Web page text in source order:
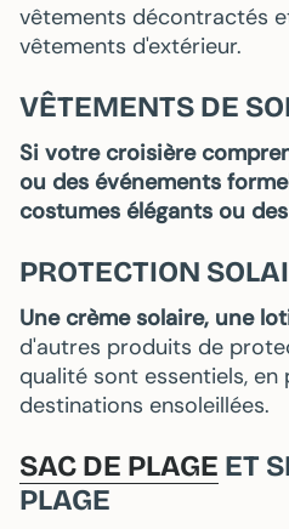
vêtements décontractés
vêtements d'extérieur.
VÊTEMENTS DE
Si votre croisière
ou des événements
costumes élégants ou
PROTECTION
Une crème solaire, une
d'autres produits de
qualité sont essentiels,
destinations ensoleillées.
SAC DE PLAGE ET
PLAGE